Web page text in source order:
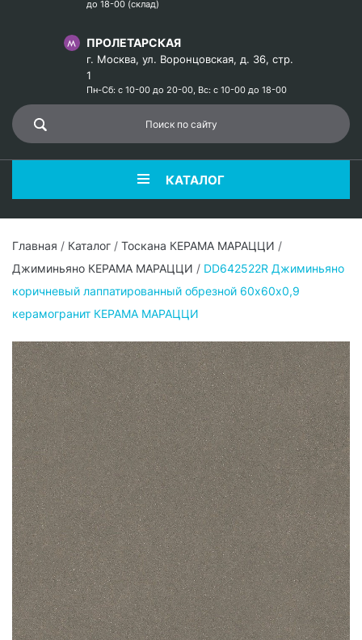
до 18-00 (склад)
ПРОЛЕТАРСКАЯ
г. Москва, ул. Воронцовская, д. 36, стр.
1
Пн-Сб: с 10-00 до 20-00, Вс: с 10-00 до 18-00
КАТАЛОГ
Главная / Каталог / Тоскана КЕРАМА МАРАЦЦИ /
Джиминьяно КЕРАМА МАРАЦЦИ / DD642522R Джиминьяно
коричневый лаппатированный обрезной 60х60x0,9
керамогранит КЕРАМА МАРАЦЦИ